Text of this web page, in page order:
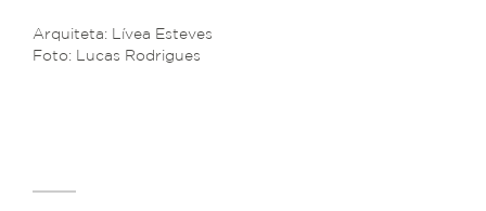
Arquiteta: Lívea Esteves
Foto: Lucas Rodrigues